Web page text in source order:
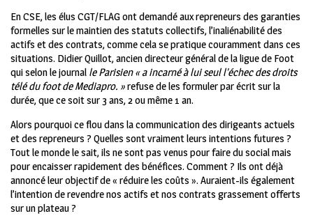
En CSE, les élus CGT/FLAG ont demandé aux repreneurs des garanties
formelles sur le maintien des statuts collectifs, l’inaliénabilité des
actifs et des contrats, comme cela se pratique couramment dans ces
situations. Didier Quillot, ancien directeur général de la ligue de Foot
qui selon le journal le Parisien « a incarné à lui seul l’échec des droits
télé du foot de Mediapro. »refuse de les formuler par écrit sur la
durée, que ce soit sur 3 ans, 2 ou même 1 an.
Alors pourquoi ce flou dans la communication des dirigeants actuels
et des repreneurs ? Quelles sont vraiment leurs intentions futures ?
Tout le monde le sait, ils ne sont pas venus pour faire du social mais
pour encaisser rapidement des bénéfices. Comment ? Ils ont déjà
annoncé leur objectif de « réduire les coûts ». Auraient-ils également
l’intention de revendre nos actifs et nos contrats grassement offerts
sur un plateau ?